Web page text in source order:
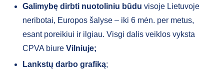
Galimybę dirbti nuotoliniu būdu visoje Lietuvoje
neribotai, Europos šalyse – iki 6 mėn. per metus,
esant poreikiui ir ilgiau. Visgi dalis veiklos vyksta
CPVA biure Vilniuje;
Lankstų darbo grafiką;